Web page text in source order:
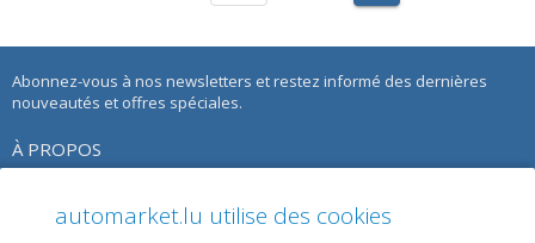
automarket.lu utilise des cookies
Abonnez-vous à nos newsletters et restez informé des dernières
nouveautés et offres spéciales.
À PROPOS